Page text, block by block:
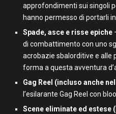
approfondimenti sui singoli
hanno permesso di portarli
Spade, asce e risse epiche
di combattimento con uno
acrobazie sbalorditive e alle
forma a questa avventura
Gag Reel (incluso anche
l’esilarante Gag Reel con
Scene eliminate ed estese